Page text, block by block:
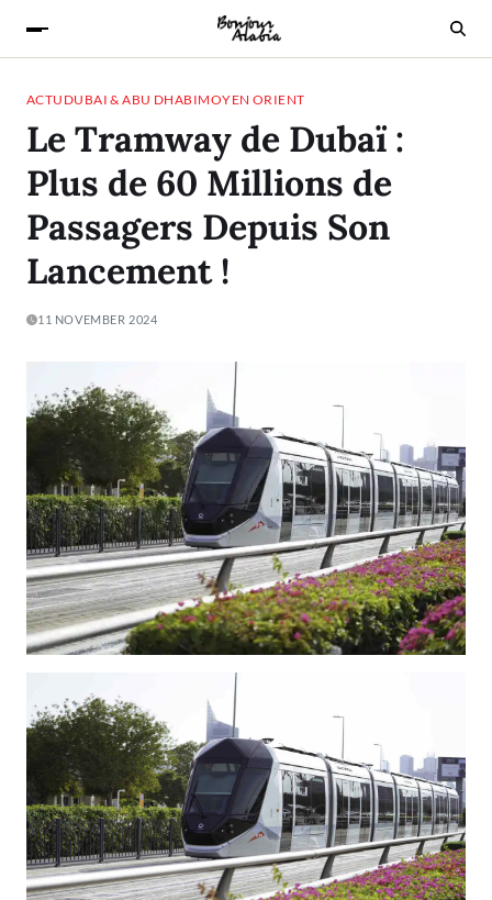
ACTU DUBAI & ABU DHABIMOYEN ORIENT
Le Tramway de Dubaï :
Plus de 60 Millions de
Passagers Depuis Son
Lancement !
11 NOVEMBER 2024